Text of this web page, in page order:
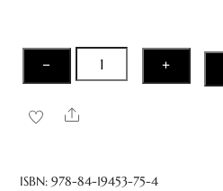
5
−
Diario
de
precipicios
+
Share
ISBN:978-84-19453-75-4